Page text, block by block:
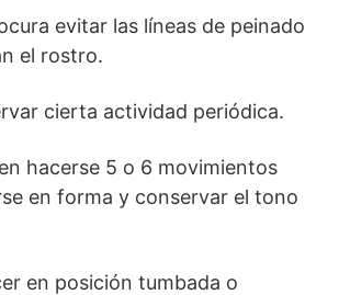
evitar las líneas de peinado
el rostro.
cierta actividad periódica.
hacerse 5 o 6 movimientos
en forma y conservar el tono
en posición tumbada o